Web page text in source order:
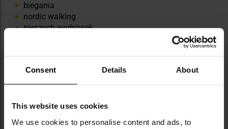
Consent Details About
This website uses cookies
We use cookies to personalise content and ads, to
biegania
nordic walking
pieszych wędrówek